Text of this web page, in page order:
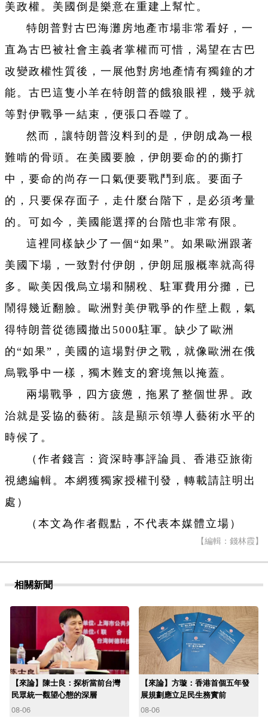
美政權。美國倒是樂意在重建上幫忙。
特朗普對古巴海灘房地產市場非常看好，一
直為古巴被社會主義者掌權而可惜，渴望在古巴
改變政權性質後，一展他對房地產情有獨鐘的才
能。古巴這隻小羊在特朗普的餓狼眼裡，幾乎就
等對伊戰爭一結束，便張口吞噬了。
然而，讓特朗普沒料到的是，伊朗成為一根
難啃的骨頭。在美國要臉，伊朗要命的的撕打
中，要命的尚存一口氣便要戰鬥到底。要面子
的，只要保存面子，走什麼台階下，是必須考量
的。可如今，美國能選擇的台階也非常有限。
這裡同樣缺少了一個“如果”。如果歐洲跟著
美國下場，一致對付伊朗，伊朗屈服概率就高得
多。歐美因俄烏立場和關稅、駐軍費用分攤，已
鬧得幾近翻臉。歐洲對美伊戰爭的作壁上觀，氣
得特朗普從德國撤出5000駐軍。缺少了歐洲
的“如果”，美國的這場對伊之戰，就像歐洲在俄
烏戰爭中一樣，獨木難支的窘境無以掩蓋。
兩場戰爭，四方疲憊，拖累了整個世界。政
治就是妥協的藝術。該是顯示領導人藝術水平的
時候了。
（作者錢言：資深時事評論員、香港亞旅衛
視總編輯。本網獲獨家授權刊發，轉載請註明出
處）
（本文為作者觀點，不代表本媒體立場）
【編輯：錢林霞】
相關新聞
【來論】陳士良：探析當前台灣
民眾統一觀望心態的深層
08-06
【來論】方璇：香港首個五年發
展規劃應立足民生務實前
08-06